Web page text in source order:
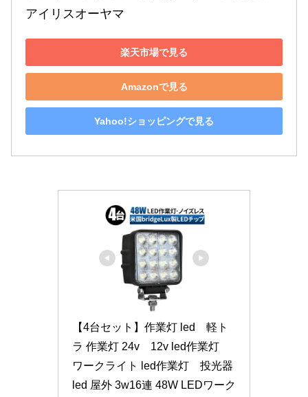
アイリスオーヤマ
楽天市場で見る
Amazonで見る
Yahoo!ショッピングで見る
【4台セット】作業灯 led　軽ト
ラ 作業灯 24v　12v led作業灯
ワークライト led作業灯　投光器
led 屋外 3w16連 48W LEDワーク